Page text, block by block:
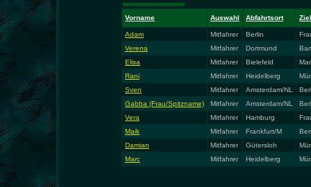
Vorname Auswahl Abfahrtsort
Adam Mitfahrer Berlin
Verena
Mitfahrer Dortmund
Elisa
Mitfahrer Bielefeld
Rani
Mitfahrer Heidelberg
Sven
Mitfahrer Amsterdam/NL
Gabba (Frau/Spitzname)
Mitfahrer Amsterdam/NL
Vera
Mitfahrer Hamburg
Maik
Mitfahrer Frankfurt/M
Damian
Mitfahrer Gütersloh
Marc
Mitfahrer Heidelberg